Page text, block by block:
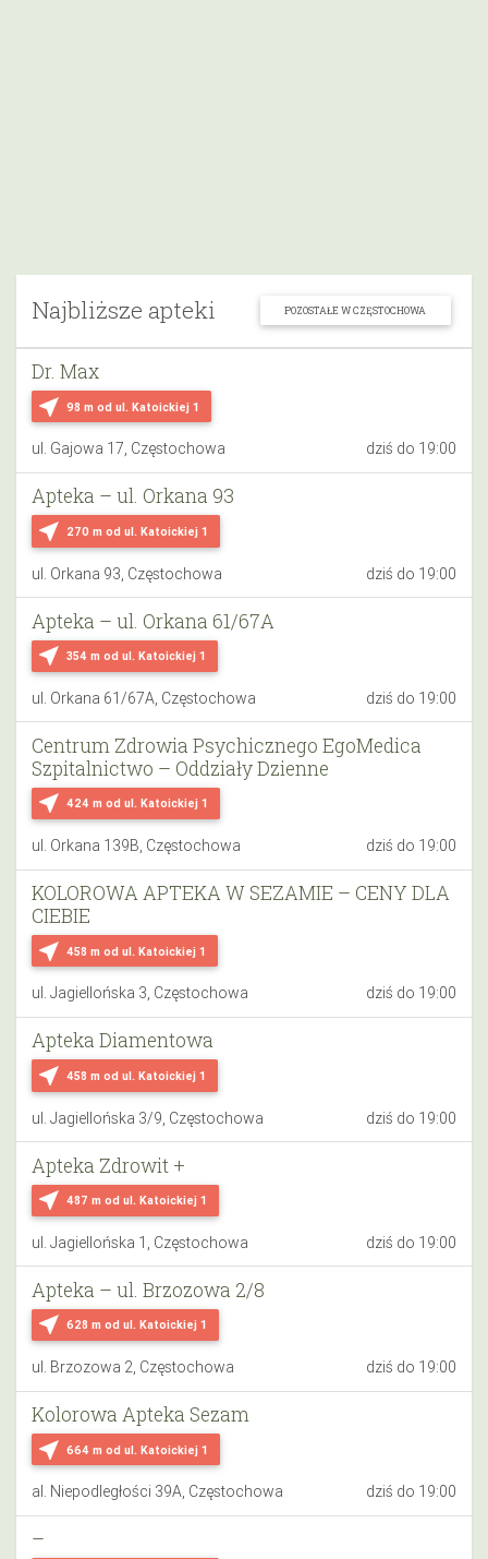
Najbliższe apteki POZOSTAŁE W CZĘSTOCHOWA
near_me 98 m od ul. Katoickiej 1
Dr. Max
ul. Gajowa 17, Częstochowa dziś do 19:00
near_me 270 m od ul. Katoickiej 1
Apteka – ul. Orkana 93
ul. Orkana 93, Częstochowa dziś do 19:00
near_me 354 m od ul. Katoickiej 1
Apteka – ul. Orkana 61/67A
ul. Orkana 61/67A, Częstochowa dziś do 19:00
near_me 424 m od ul. Katoickiej 1
Centrum Zdrowia Psychicznego EgoMedica
Szpitalnictwo – Oddziały Dzienne
ul. Orkana 139B, Częstochowa dziś do 19:00
near_me 458 m od ul. Katoickiej 1
KOLOROWA APTEKA W SEZAMIE – CENY DLA
CIEBIE
ul. Jagiellońska 3, Częstochowa dziś do 19:00
near_me 458 m od ul. Katoickiej 1
Apteka Diamentowa
ul. Jagiellońska 3/9, Częstochowa dziś do 19:00
near_me 487 m od ul. Katoickiej 1
Apteka Zdrowit +
ul. Jagiellońska 1, Częstochowa dziś do 19:00
near_me 628 m od ul. Katoickiej 1
Apteka – ul. Brzozowa 2/8
ul. Brzozowa 2, Częstochowa dziś do 19:00
near_me 664 m od ul. Katoickiej 1
Kolorowa Apteka Sezam
al. Niepodległości 39A, Częstochowa dziś do 19:00
–